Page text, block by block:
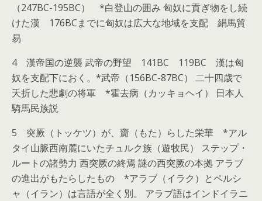
（247BC-195BC） *白登山の囲み 匈奴に貢ぎ物をし続
けた漢 176BCまでに匈奴は広大な地域を支配 絹馬貿
易
4 漢帝国の逆襲 武帝の野望 141BC 119BC 漢は匈
奴を支配下におく。*武帝（156BC-87BC） 二十四歳で
夭折した悲劇の将軍 *霍去病（カッキョヘイ） 日本人
騎馬民族説
5 突厥（トッケツ）が、齎（もた）らした栄華 *アル
タイ山脈西南麓にいたチュルク族（遊牧民） ステップ・
ルートの諸勢力 西突厥の終焉 謎の西突厥の本拠 アラブ
の進出がもたらしたもの *アラブ（イラク）とペルシ
ャ（イラン）は言語が全く別。 アラブ語はインドイラニ